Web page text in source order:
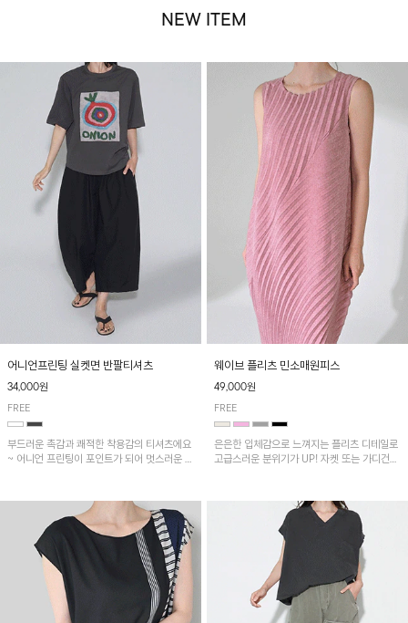
NEW ITEM
어니언프린팅 실켓면 반팔티셔츠
34,000원
FREE
부드러운 촉감과 쾌적한 착용감의 티셔츠에요
~ 어니언 프린팅이 포인트가 되어 멋스러운 아
웨이브 플리츠 민소매원피스
49,000원
FREE
은은한 입체감으로 느껴지는 플리츠 디테일로
고급스러운 분위기가 UP! 자켓 또는 가디건과